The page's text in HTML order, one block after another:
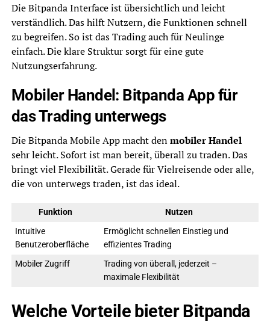
Die Bitpanda Interface ist übersichtlich und leicht
verständlich. Das hilft Nutzern, die Funktionen schnell
zu begreifen. So ist das Trading auch für Neulinge
einfach. Die klare Struktur sorgt für eine gute
Nutzungserfahrung.
Mobiler Handel: Bitpanda App für
das Trading unterwegs
Die Bitpanda Mobile App macht denmobiler Handel
sehr leicht. Sofort ist man bereit, überall zu traden. Das
bringt viel Flexibilität. Gerade für Vielreisende oder alle,
die von unterwegs traden, ist das ideal.
Funktion
Nutzen
Intuitive
Benutzeroberfläche
Ermöglicht schnellen Einstieg und
effizientes Trading
Mobiler Zugriff
Trading von überall, jederzeit –
maximale Flexibilität
Welche Vorteile bieter Bitpanda